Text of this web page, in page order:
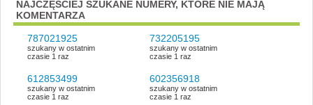
NAJCZĘŚCIEJ SZUKANE NUMERY, KTÓRE NIE MAJĄ
KOMENTARZA
787021925
szukany w ostatnim
czasie 1 raz
732205195
szukany w ostatnim
czasie 1 raz
612853499
szukany w ostatnim
czasie 1 raz
602356918
szukany w ostatnim
czasie 1 raz